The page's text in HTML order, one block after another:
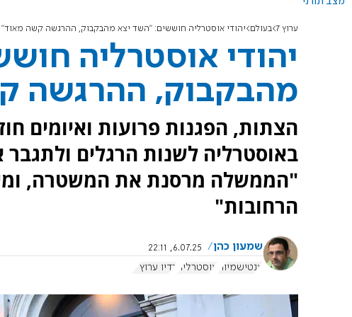
ערוץ 7 בעולם יהודי אוסטרליה חוששים: "השד יצא מהבקבוק, ההרגשה קשה מאוד"
יהודי אוסטרליה
מהבקבוק, ההרגשה
הצתות, הפגנות פרועות ואיומים
באוסטרליה לשנות הרגלים
"הממשלה מרסנת את המשטרה,
הרחובות"
שמעון כהן
6.07.25, 22:11
אנטישמיות
אוסטרליה רדיו ערוץ 7